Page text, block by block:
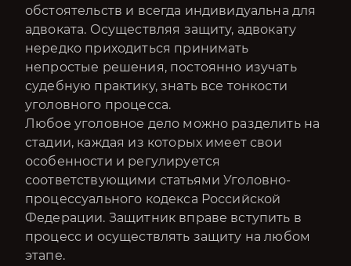
обстоятельств и всегда индивидуальна для
адвоката. Осуществляя защиту, адвокату
нередко приходиться принимать
непростые решения, постоянно изучать
судебную практику, знать все тонкости
уголовного процесса.
Любое уголовное дело можно разделить на
стадии, каждая из которых имеет свои
особенности и регулируется
соответствующими статьями Уголовно-
процессуального кодекса Российской
Федерации. Защитник вправе вступить в
процесс и осуществлять защиту на любом
этапе.